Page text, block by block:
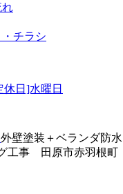
れ
チラシ
休日]水曜日
外壁塗装＋ベランダ防
工事 田原市赤羽根